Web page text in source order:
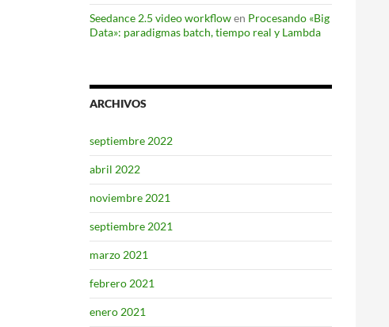
Seedance 2.5 video workflowen Procesando «Big
Data»: paradigmas batch, tiempo real y Lambda
ARCHIVOS
septiembre 2022
abril 2022
noviembre 2021
septiembre 2021
marzo 2021
febrero 2021
enero 2021